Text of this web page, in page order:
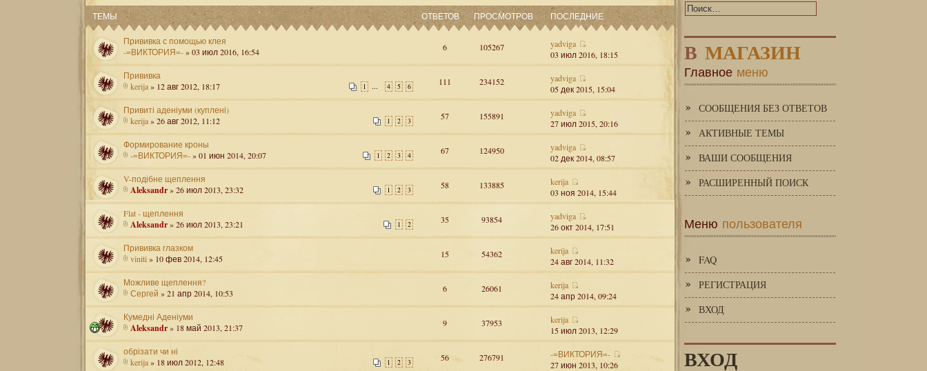
ТЕМЫ ОТВЕТОВ ПРОСМОТРОВ ПОСЛЕДНИЕ
Прививка с помощью клея
-=ВИКТОРИЯ=-» 03 июл 2016, 16:54 6 105267
yadviga
03 июл 2016, 18:15
Прививка
1 ... 4 5 6
kerija» 12 авг 2012, 18:17 111 234152
yadviga
05 дек 2015, 15:04
Привиті аденіуми (куплені)
1 2 3
kerija» 26 авг 2012, 11:12 57 155891
yadviga
27 июл 2015, 20:16
Формирование кроны
1 2 3 4
-=ВИКТОРИЯ=-» 01 июн 2014, 20:07 67 124950
yadviga
02 дек 2014, 08:57
V-подібне щеплення
1 2 3
Aleksandr» 26 июл 2013, 23:32 58 133885
kerija
03 ноя 2014, 15:44
Flat - щеплення
1 2
Aleksandr» 26 июл 2013, 23:21 35 93854
yadviga
26 окт 2014, 17:51
Прививка глазком
viniti » 10 фев 2014, 12:45 15 54362
kerija
24 авг 2014, 11:32
Можливе щеплення?
Сергей » 21 апр 2014, 10:53 6 26061
kerija
24 апр 2014, 09:24
Кумедні Аденіуми
Aleksandr» 18 май 2013, 21:37 9 37953
kerija
15 июл 2013, 12:29
обрізати чи ні
1 2 3
kerija» 18 июл 2012, 12:48 56 276791
-=ВИКТОРИЯ=-
27 июн 2013, 10:26
В МАГАЗИН
Главное меню
СООБЩЕНИЯ БЕЗ ОТВЕТОВ
АКТИВНЫЕ ТЕМЫ
ВАШИ СООБЩЕНИЯ
РАСШИРЕННЫЙ ПОИСК
Меню пользователя
FAQ
РЕГИСТРАЦИЯ
ВХОД
ВХОД